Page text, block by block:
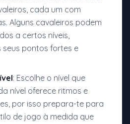
cada um com
Alguns cavaleiros podem
a certos níveis,
pontos fortes e
: Escolhe o nível que
nível oferece ritmos e
por isso prepara-te para
de jogo à medida que